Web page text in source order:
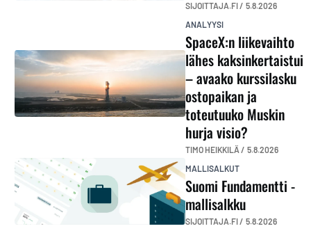
SIJOITTAJA.FI / 5.8.2026
ANALYYSI
SpaceX:n liikevaihto
lähes kaksinkertaistui
– avaako kurssilasku
ostopaikan ja
toteutuuko Muskin
hurja visio?
TIMO HEIKKILÄ / 5.8.2026
MALLISALKUT
Suomi Fundamentti -
mallisalkku
SIJOITTAJA.FI / 5.8.2026